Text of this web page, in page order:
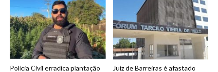
Polícia Civil erradica plantação
Juiz de Barreiras é afastado